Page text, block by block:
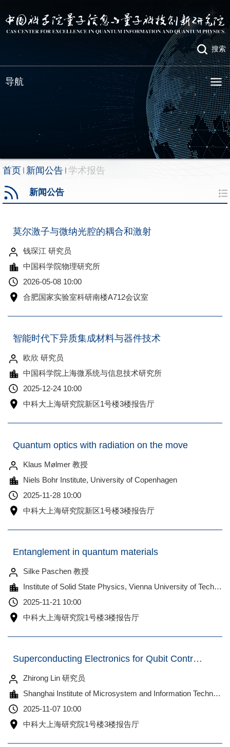
搜索
导航
首页 新闻公告 学术报告
新闻公告
莫尔激子与微纳光腔的耦合和激射
钱琛江 研究员
中国科学院物理研究所
2026-05-08 10:00
合肥国家实验室科研南楼A712会议室
智能时代下异质集成材料与器件技术
欧欣 研究员
中国科学院上海微系统与信息技术研究所
2025-12-24 10:00
中科大上海研究院新区1号楼3楼报告厅
Quantum optics with radiation on the move
Klaus Mølmer 教授
Niels Bohr Institute, University of Copenhagen
2025-11-28 10:00
中科大上海研究院新区1号楼3楼报告厅
Entanglement in quantum materials
Silke Paschen 教授
Institute of Solid State Physics, Vienna University of Technology (TU Wien), Austria
2025-11-21 10:00
中科大上海研究院1号楼3楼报告厅
Superconducting Electronics for Qubit Control and Microwave Quantum State Preparation
Zhirong Lin 研究员
Shanghai Institute of Microsystem and Information Technology, Chinese Academy of Sciences
2025-11-07 10:00
中科大上海研究院1号楼3楼报告厅